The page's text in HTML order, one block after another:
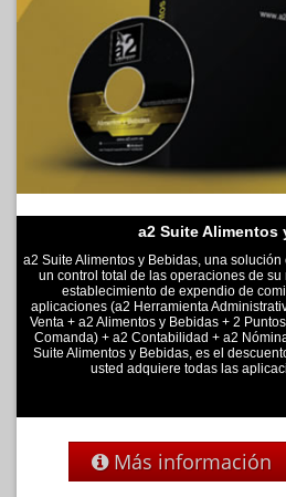
a2 Suite Alimentos
a2 Suite Alimentos y Bebidas, una
un control total de las operaciones de
establecimiento de expendio de
aplicaciones (a2 Herramienta
Venta + a2 Alimentos y Bebidas + 2
Comanda) + a2 Contabilidad + a2
Suite Alimentos y Bebidas, es el
usted adquiere todas las
Más información